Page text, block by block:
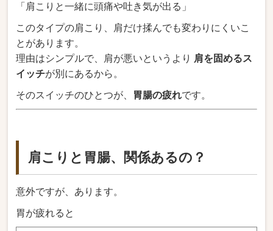
「肩こりと一緒に頭痛や吐き気が出る」
このタイプの肩こり、肩だけ揉んでも変わりにくいこ
とがあります。
理由はシンプルで、肩が悪いというより 肩を固めるス
イッチが別にあるから。
そのスイッチのひとつが、 胃腸の疲れです。
肩こりと胃腸、関係あるの？
意外ですが、あります。
胃が疲れると